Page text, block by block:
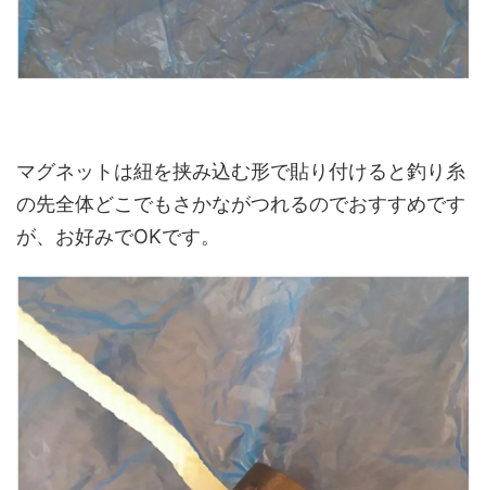
マグネットは紐を挟み込む形で貼り付けると釣り糸
の先全体どこでもさかながつれるのでおすすめです
が、お好みでOKです。